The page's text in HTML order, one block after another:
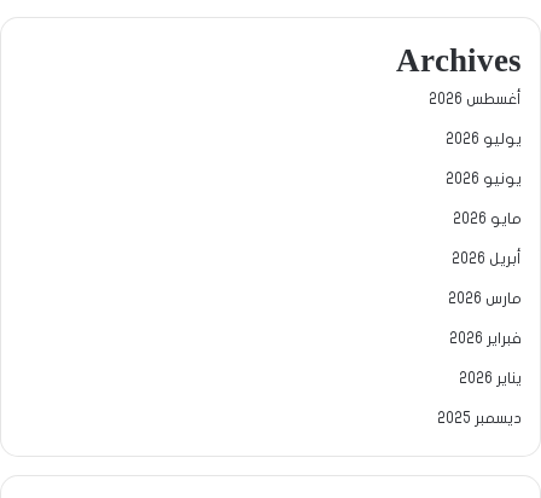
Archives
أغسطس 2026
يوليو 2026
يونيو 2026
مايو 2026
أبريل 2026
مارس 2026
فبراير 2026
يناير 2026
ديسمبر 2025